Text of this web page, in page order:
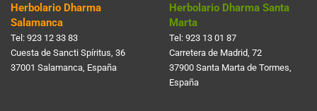
Herbolario Dharma
Salamanca
Tel: 923 12 33 83
Cuesta de Sancti Spí­ritus, 36
37001 Salamanca, España
Herbolario Dharma Santa
Marta
Tel: 923 13 01 87
Carretera de Madrid, 72
37900 Santa Marta de Tormes,
España